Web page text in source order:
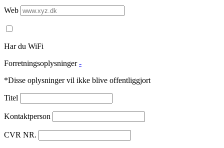
Web
Har du WiFi
Forretningsoplysninger -
*Disse oplysninger vil ikke blive offentliggjort
Titel
Kontaktperson
CVR NR.